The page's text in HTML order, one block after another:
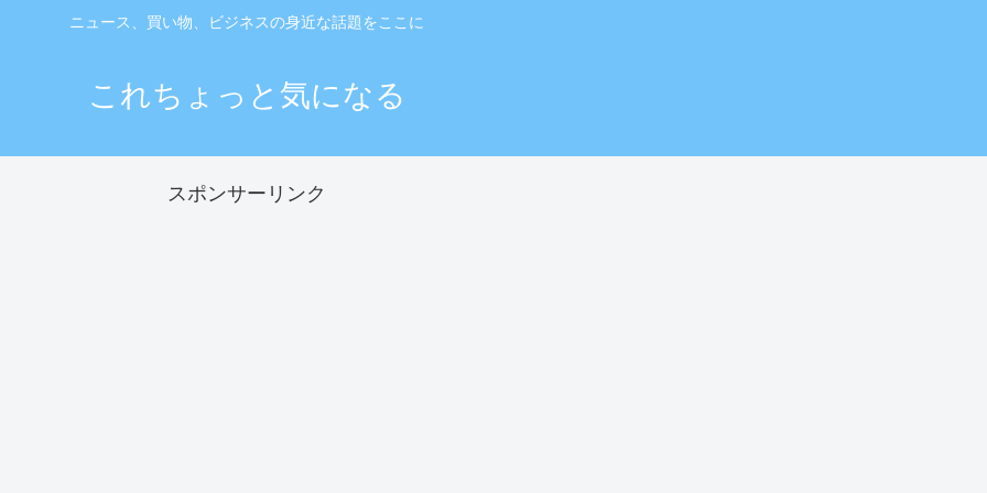
ニュース、買い物、ビジネスの身近な話題をここに
これちょっと気になる
スポンサーリンク